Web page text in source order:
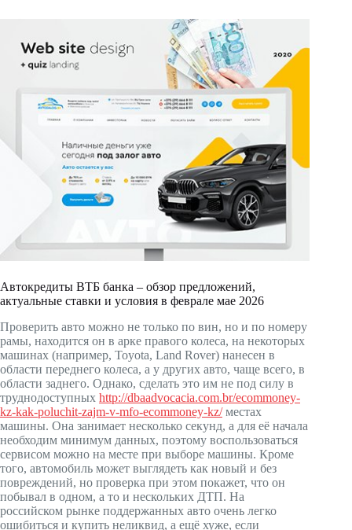
Автокредиты ВТБ банка – обзор предложений,
актуальные ставки и условия в феврале мае 2026
Проверить авто можно не только по вин, но и по номеру
рамы, находится он в арке правого колеса, на некоторых
машинах (например, Toyota, Land Rover) нанесен в
области переднего колеса, а у других авто, чаще всего, в
области заднего. Однако, сделать это им не под силу в
труднодоступных http://dbaadvocacia.com.br/ecommoney-
kz-kak-poluchit-zajm-v-mfo-ecommoney-kz/местах
машины. Она занимает несколько секунд, а для её начала
необходим минимум данных, поэтому воспользоваться
сервисом можно на месте при выборе машины. Кроме
того, автомобиль может выглядеть как новый и без
повреждений, но проверка при этом покажет, что он
побывал в одном, а то и нескольких ДТП. На
российском рынке поддержанных авто очень легко
ошибиться и купить неликвид, а ещё хуже, если